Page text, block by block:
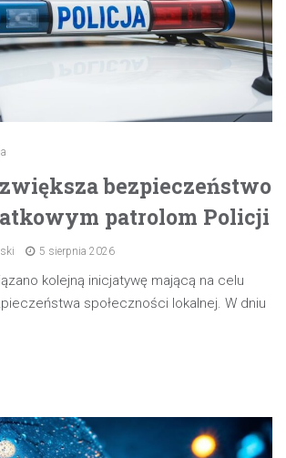
bezpieczeństwo
patrolom Policji
5 sierpnia 2026
kolejną inicjatywę mającą na celu
społeczności lokalnej. W dniu